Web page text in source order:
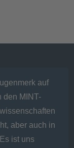
auf
den MINT-
aber auch in
ist uns